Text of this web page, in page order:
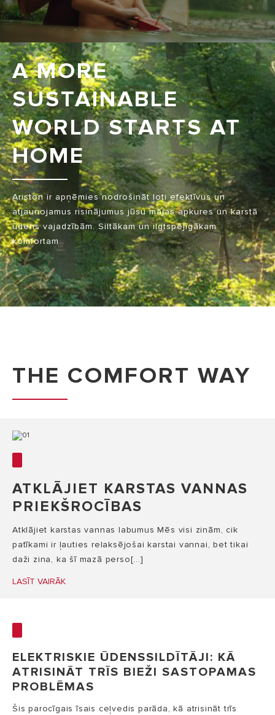
A MORE
SUSTAINABLE
WORLD STARTS AT
HOME
Ariston ir apņēmies nodrošināt ļoti efektīvus un
atjaunojamus risinājumus jūsu mājas apkures un karstā
ūdens vajadzībām. Siltākam un ilgtspējīgākam
komfortam.
THE COMFORT WAY
ATKLĀJIET KARSTAS VANNAS
PRIEKŠROCĪBAS
Atklājiet karstas vannas labumus Mēs visi zinām, cik
patīkami ir ļauties relaksējošai karstai vannai, bet tikai
daži zina, ka šī mazā perso[...]
LASĪT VAIRĀK
ELEKTRISKIE ŪDENSSILDĪTĀJI: KĀ
ATRISINĀT TRĪS BIEŽI SASTOPAMAS
PROBLĒMAS
Šis parocīgais īsais ceļvedis parāda, kā atrisināt trīs